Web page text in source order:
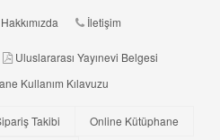
Hakkımızda İletişim
Uluslararası Yayınevi Belgesi
Kullanım Kılavuzu
Takibi Online Kütüphane